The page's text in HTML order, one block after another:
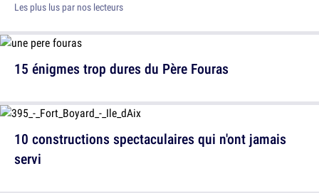
Les plus lus par nos lecteurs
15 énigmes trop dures du Père Fouras
10 constructions spectaculaires qui n'ont jamais
servi